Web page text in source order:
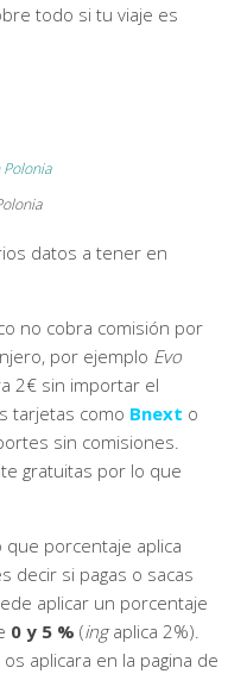
todo si tu viaje es
datos a tener en
no cobra comisión por
por ejemplo Evo
2€ sin importar el
tarjetas como Bnext o
sin comisiones.
gratuitas por lo que
porcentaje aplica
decir si pagas o sacas
aplicar un porcentaje
0 y 5 % (ingaplica 2%).
aplicara en la pagina de